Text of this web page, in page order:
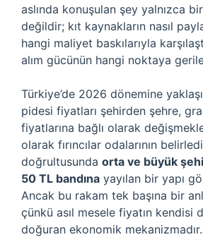
aslında konuşulan şey yalnızca
değildir; kıt kaynakların nasıl
hangi maliyet baskılarıyla
alım gücünün hangi noktaya
Türkiye’de 2026 dönemine
pidesi fiyatları şehirden şehre,
fiyatlarına bağlı olarak
olarak fırıncılar odalarının
doğrultusunda orta ve büyük
50 TL bandına yayılan bir yapı
Ancak bu rakam tek başına bir
çünkü asıl mesele fiyatın kendisi
doğuran ekonomik mekanizmadır.